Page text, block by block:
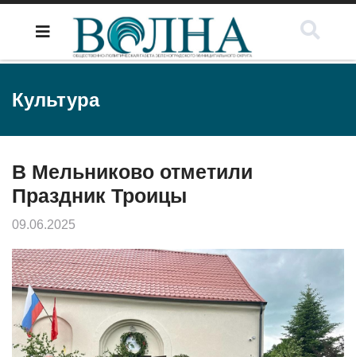
Культура
В Мельниково отметили
Праздник Троицы
09.06.2025